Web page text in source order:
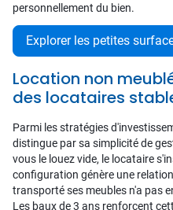
personnellement du bien.
Explorer les petites
Location non
des locataires
Parmi les stratégies
distingue par sa simplicité de
vous le louez vide, le locataire
configuration génère une
transporté ses meubles n'a pas
Les baux de 3 ans renforcent